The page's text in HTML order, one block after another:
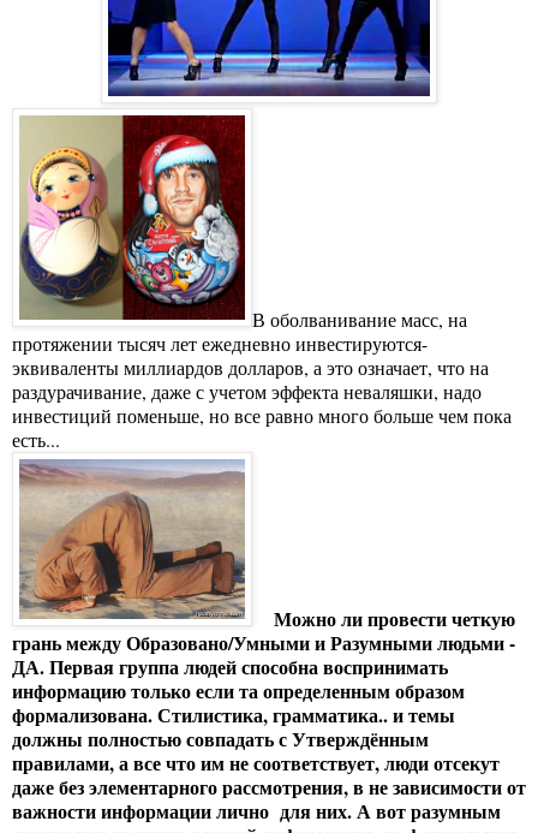
В оболванивание масс, на
протяжении тысяч лет ежедневно инвестируются-
эквиваленты миллиардов долларов, а это означает, что на
раздурачивание, даже с учетом эффекта неваляшки, надо
инвестиций поменьше, но все равно много больше чем пока
есть...
Можно ли провести четкую
грань между Образовано/Умными и Разумными людьми -
ДА. Первая группа людей способна воспринимать
информацию только если та определенным образом
формализована. Стилистика, грамматика.. и темы
должны полностью совпадать с Утверждённым
правилами, а все что им не соответствует, люди отсекут
даже без элементарного рассмотрения, в не зависимости от
важности информации лично для них. А вот разумным